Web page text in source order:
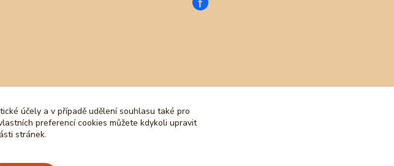
účely a v případě udělení souhlasu také pro
preferencí cookies můžete kdykoli upravit
stránek.